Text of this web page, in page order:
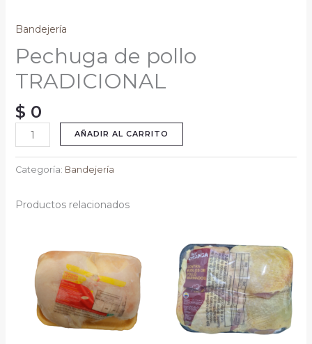
Bandejería
Pechuga de pollo
TRADICIONAL
$ 0
AÑADIR AL CARRITO
Categoría: Bandejería
Productos relacionados